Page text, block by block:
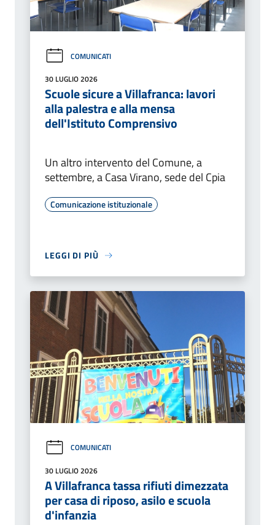
COMUNICATI
30 LUGLIO 2026
Scuole sicure a Villafranca: lavori
alla palestra e alla mensa
dell'Istituto Comprensivo
Un altro intervento del Comune, a
settembre, a Casa Virano, sede del Cpia
Comunicazione istituzionale
LEGGI DI PIÙ
COMUNICATI
30 LUGLIO 2026
A Villafranca tassa rifiuti dimezzata
per casa di riposo, asilo e scuola
d'infanzia